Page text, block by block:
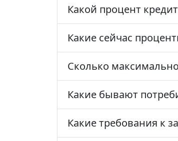
Какой процент
Какие сейчас
Сколько
Какие бывают
Какие требования к